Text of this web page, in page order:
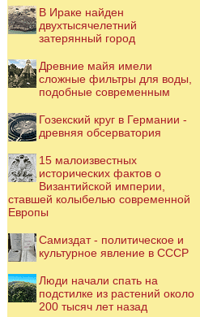
В Ираке найден
двухтысячелетний
затерянный город
Древние майя имели
сложные фильтры для воды,
подобные современным
Гозекский круг в Германии -
древняя обсерватория
15 малоизвестных
исторических фактов о
Византийской империи,
ставшей колыбелью современной
Европы
Самиздат - политическое и
культурное явление в СССР
Люди начали спать на
подстилке из растений около
200 тысяч лет назад